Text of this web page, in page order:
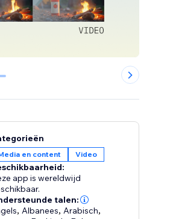
en content Video
app is wereldwijd
talen:
, Albanees, Arabisch,